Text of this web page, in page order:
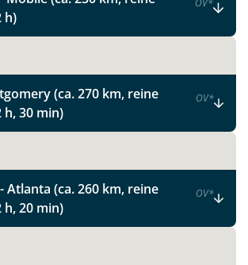
h)
OV*
(ca. 270 km, reine
h, 30 min)
OV*
Atlanta (ca. 260 km, reine
h, 20 min)
OV*